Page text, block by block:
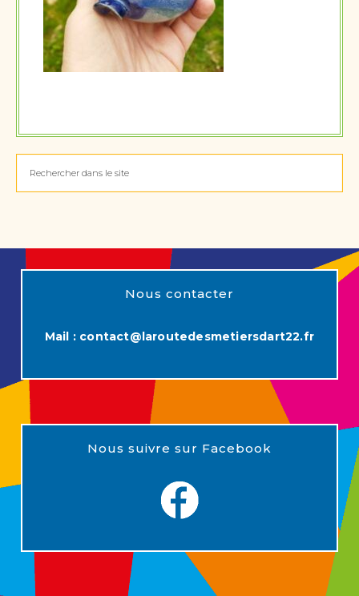
Nous contacter
Mail : contact@laroutedesmetiersdart22.fr
Nous suivre sur Facebook